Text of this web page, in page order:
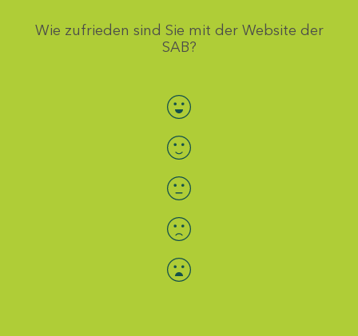
Wie zufrieden sind Sie mit der Website der
SAB?
Bewertung auswählen